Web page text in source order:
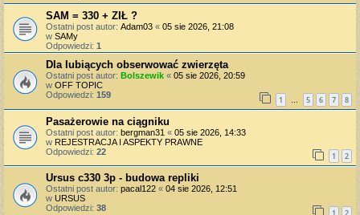
SAM = 330 + ZIŁ ?
Ostatni post autor: Adam03 « 05 sie 2026, 21:08
w SAMy
Odpowiedzi: 1
Dla lubiących obserwować zwierzęta
Ostatni post autor: Bolszewik « 05 sie 2026, 20:59
w OFF TOPIC
Odpowiedzi: 159 1 … 5 6 7 8
Pasażerowie na ciągniku
Ostatni post autor: bergman31 « 05 sie 2026, 14:33
w REJESTRACJA I ASPEKTY PRAWNE
Odpowiedzi: 22 1 2
Ursus c330 3p - budowa repliki
Ostatni post autor: pacal122 « 04 sie 2026, 12:51
w URSUS
Odpowiedzi: 38